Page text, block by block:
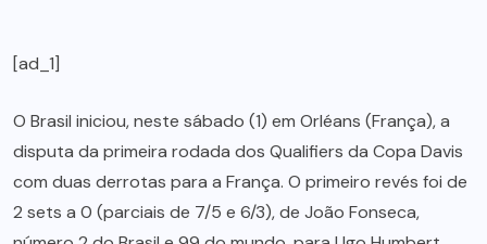
[ad_1]
O Brasil iniciou, neste sábado (1) em Orléans (França), a
disputa da primeira rodada dos Qualifiers da Copa Davis
com duas derrotas para a França. O primeiro revés foi de
2 sets a 0 (parciais de 7/5 e 6/3), de João Fonseca,